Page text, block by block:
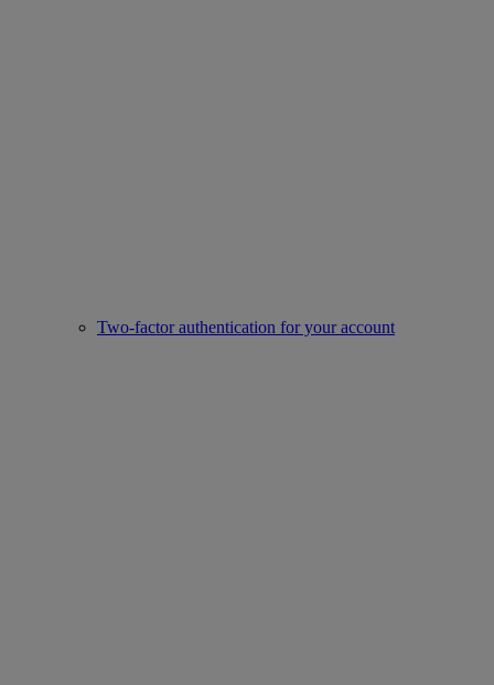
Two-factor authentication for your account